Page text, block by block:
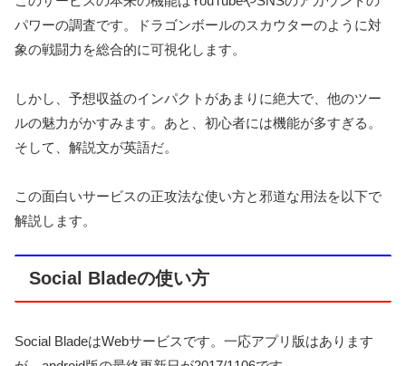
パワーの調査です。ドラゴンボールのスカウターのように対
象の戦闘力を総合的に可視化します。
しかし、予想収益のインパクトがあまりに絶大で、他のツー
ルの魅力がかすみます。あと、初心者には機能が多すぎる。
そして、解説文が英語だ。
この面白いサービスの正攻法な使い方と邪道な用法を以下で
解説します。
Social Bladeの使い方
Social BladeはWebサービスです。一応アプリ版はあります